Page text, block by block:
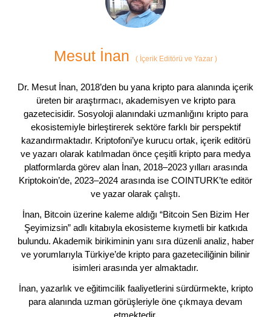
Mesut İnan ( İçerik Editörü ve Yazar )
Dr. Mesut İnan, 2018’den bu yana kripto para alanında içerik
üreten bir araştırmacı, akademisyen ve kripto para
gazetecisidir. Sosyoloji alanındaki uzmanlığını kripto para
ekosistemiyle birleştirerek sektöre farklı bir perspektif
kazandırmaktadır. Kriptofoni’ye kurucu ortak, içerik editörü
ve yazarı olarak katılmadan önce çeşitli kripto para medya
platformlarda görev alan İnan, 2018–2023 yılları arasında
Kriptokoin’de, 2023–2024 arasında ise COINTURK’te editör
ve yazar olarak çalıştı.
İnan, Bitcoin üzerine kaleme aldığı “Bitcoin Sen Bizim Her
Şeyimizsin” adlı kitabıyla ekosisteme kıymetli bir katkıda
bulundu. Akademik birikiminin yanı sıra düzenli analiz, haber
ve yorumlarıyla Türkiye’de kripto para gazeteciliğinin bilinir
isimleri arasında yer almaktadır.
İnan, yazarlık ve eğitimcilik faaliyetlerini sürdürmekte, kripto
para alanında uzman görüşleriyle öne çıkmaya devam